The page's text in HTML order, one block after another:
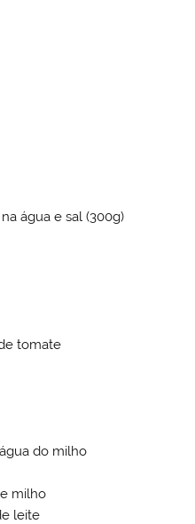
água e sal (300g)
tomate
do milho
milho
leite